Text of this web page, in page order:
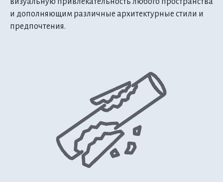
и дополняющим различные архитектурные стили и
предпочтения.